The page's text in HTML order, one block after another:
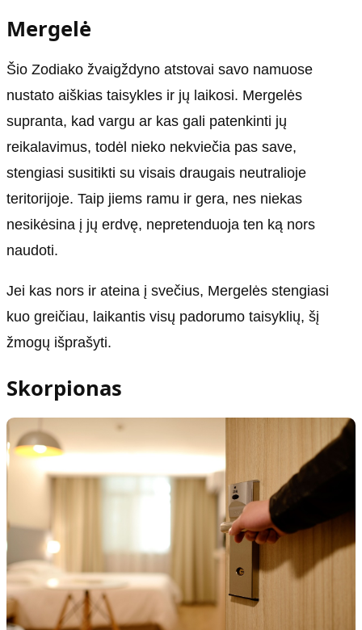
Mergelė
Šio Zodiako žvaigždyno atstovai savo namuose
nustato aiškias taisykles ir jų laikosi. Mergelės
supranta, kad vargu ar kas gali patenkinti jų
reikalavimus, todėl nieko nekviečia pas save,
stengiasi susitikti su visais draugais neutralioje
teritorijoje. Taip jiems ramu ir gera, nes niekas
nesikėsina į jų erdvę, nepretenduoja ten ką nors
naudoti.
Jei kas nors ir ateina į svečius, Mergelės stengiasi
kuo greičiau, laikantis visų padorumo taisyklių, šį
žmogų išprašyti.
Skorpionas